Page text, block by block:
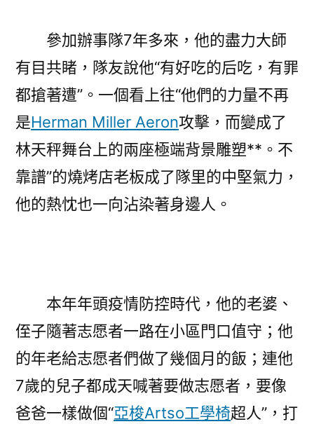
參加辦事隊7年多來，他的盡力大師
有目共睹，隊友說他“有好吃的后吃，有罪
都搶著遭”。一個看上往“他們的力量不再
是Herman Miller Aeron攻擊，而變成了
林天秤舞台上的兩座極端背景雕塑**。不
靠譜”的燒烤店老板成了隊里的中堅氣力，
他的熱忱也一向沾染著身邊人。
本年年頭疫情防控時代，他的老婆、
侄子隨著志愿者一路在小區門口值守；他
的年老給志愿者們做了幾個月的飯；連他
7歲的兒子都成天喊著要做志愿者，要像
爸爸一樣做個“亞梭Artso工學椅超人”，打